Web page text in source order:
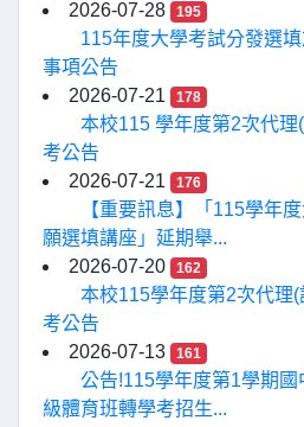
2026-07-28
195
115年度大學考試分發選
事項公告
2026-07-21
178
本校115 學年度第2次代
考公告
2026-07-21
176
【重要訊息】「115學年
願選填講座」延期舉...
2026-07-20
162
本校115學年度第2次代理
考公告
2026-07-13
161
公告!115學年度第1學期
級體育班轉學考招生...